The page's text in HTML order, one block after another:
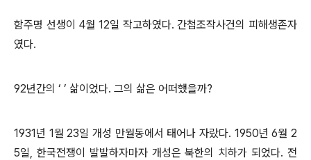
함주명 선생이 4월12일 작고하였다. 간첩조작사건의 피해생존자
였다.
92년간의 ‘ ’ 삶이었다. 그의 삶은 어떠했을까?
1931년 1월23일 개성 만월동에서 태어나 자랐다. 1950년6월2
5일, 한국전쟁이 발발하자마자 개성은 북한의 치하가 되었다.전